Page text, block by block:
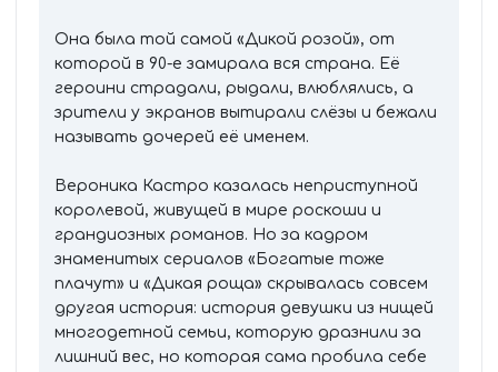
Она была той самой «Дикой розой», от
которой в 90-е замирала вся страна. Её
героини страдали, рыдали, влюблялись, а
зрители у экранов вытирали слёзы и бежали
называть дочерей её именем.
Вероника Кастро казалась неприступной
королевой, живущей в мире роскоши и
грандиозных романов. Но за кадром
знаменитых сериалов «Богатые тоже
плачут» и «Дикая роща» скрывалась совсем
другая история: история девушки из нищей
многодетной семьи, которую дразнили за
лишний вес, но которая сама пробила себе